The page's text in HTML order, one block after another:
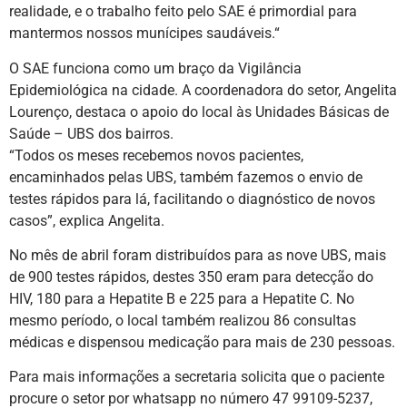
realidade, e o trabalho feito pelo SAE é primordial para
mantermos nossos munícipes saudáveis.“
O SAE funciona como um braço da Vigilância
Epidemiológica na cidade. A coordenadora do setor, Angelita
Lourenço, destaca o apoio do local às Unidades Básicas de
Saúde – UBS dos bairros.
“Todos os meses recebemos novos pacientes,
encaminhados pelas UBS, também fazemos o envio de
testes rápidos para lá, facilitando o diagnóstico de novos
casos”, explica Angelita.
No mês de abril foram distribuídos para as nove UBS, mais
de 900 testes rápidos, destes 350 eram para detecção do
HIV, 180 para a Hepatite B e 225 para a Hepatite C. No
mesmo período, o local também realizou 86 consultas
médicas e dispensou medicação para mais de 230 pessoas.
Para mais informações a secretaria solicita que o paciente
procure o setor por whatsapp no número 47 99109-5237,